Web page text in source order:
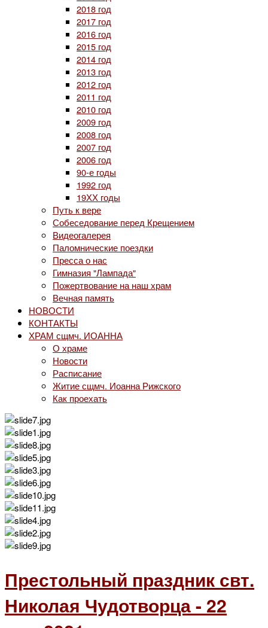
2018 год
2017 год
2016 год
2015 год
2014 год
2013 год
2012 год
2011 год
2010 год
2009 год
2008 год
2007 год
2006 год
90-е годы
1992 год
19ХХ годы
Путь к вере
Собеседование перед Крещением
Видеогалерея
Паломнические поездки
Пресса о нас
Гимназия "Лампада"
Пожертвование на наш храм
Вечная память
НОВОСТИ
КОНТАКТЫ
ХРАМ сщмч. ИОАННА
О храме
Новости
Расписание
Житие сщмч. Иоанна Рижского
Как проехать
Престольный праздник свт.
Николая Чудотворца - 22